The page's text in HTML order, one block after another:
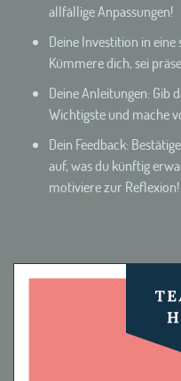
allfällige Anpassungen!
Deine Investition in
Kümmere dich, sei
Deine Anleitungen: Gib
Wichtigste und mache
Dein Feedback:
auf, was du künftig
motiviere zur Reflexion!